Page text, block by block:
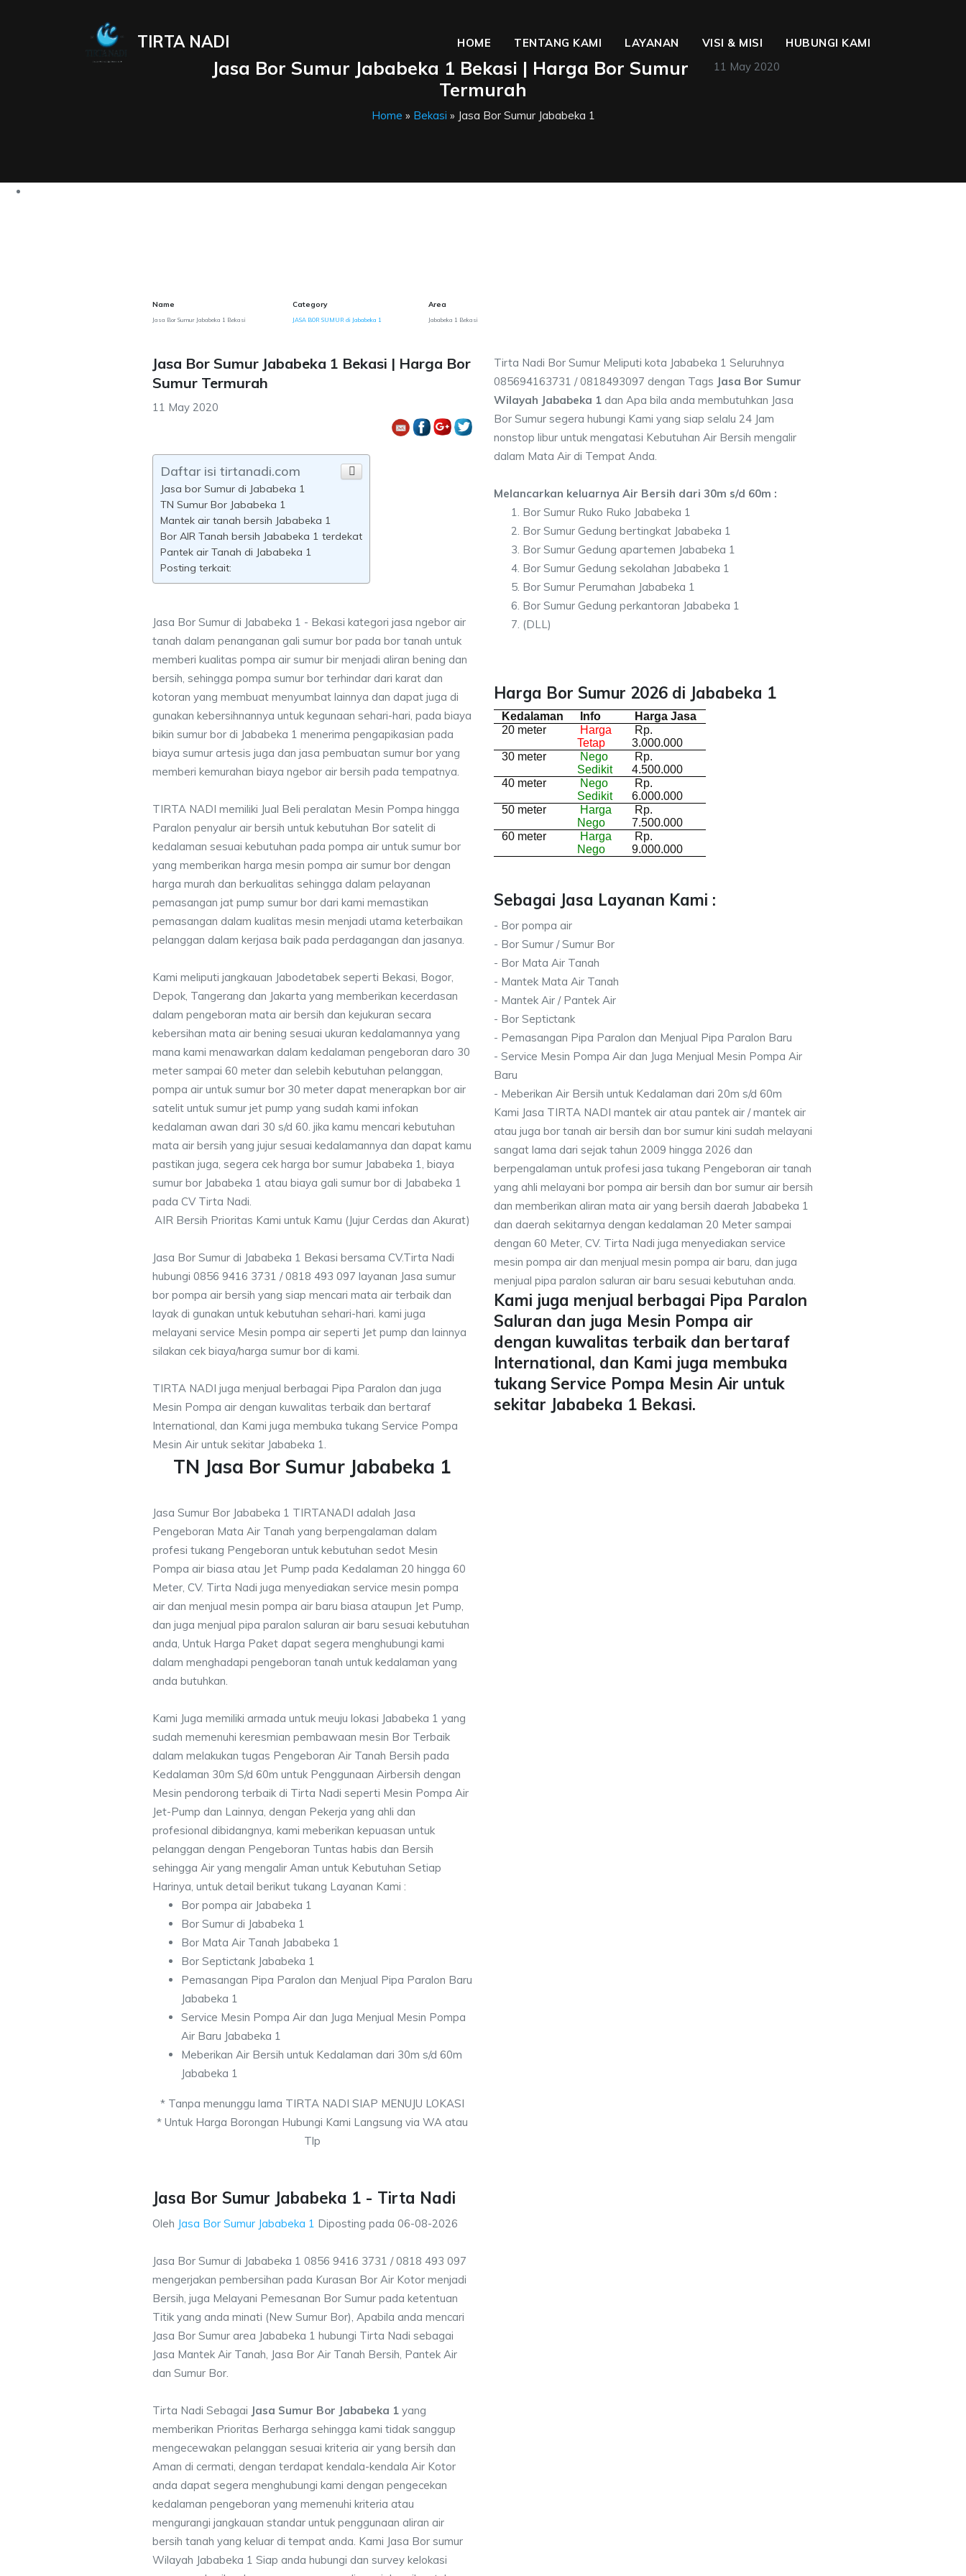
TIRTA NADI HOME TENTANG KAMI LAYANAN VISI & MISI
HUBUNGI KAMI
11 May 2020
Jasa Bor Sumur Jababeka 1 Bekasi | Harga Bor Sumur
Termurah
Home » Bekasi » Jasa Bor Sumur Jababeka 1
Name
Jasa Bor Sumur Jababeka 1 Bekasi
Category
JASA BOR SUMUR di Jababeka 1
Area
Jababeka 1 Bekasi
Jasa Bor Sumur Jababeka 1 Bekasi | Harga Bor
Sumur Termurah
11 May 2020
Daftar isi tirtanadi.com
Jasa bor Sumur di Jababeka 1
TN Sumur Bor Jababeka 1
Mantek air tanah bersih Jababeka 1
Bor AIR Tanah bersih Jababeka 1 terdekat
Pantek air Tanah di Jababeka 1
Posting terkait:
Jasa Bor Sumur di Jababeka 1 - Bekasi kategori jasa ngebor air
tanah dalam penanganan gali sumur bor pada bor tanah untuk
memberi kualitas pompa air sumur bir menjadi aliran bening dan
bersih, sehingga pompa sumur bor terhindar dari karat dan
kotoran yang membuat menyumbat lainnya dan dapat juga di
gunakan kebersihnannya untuk kegunaan sehari-hari, pada biaya
bikin sumur bor di Jababeka 1 menerima pengapikasian pada
biaya sumur artesis juga dan jasa pembuatan sumur bor yang
memberi kemurahan biaya ngebor air bersih pada tempatnya.
TIRTA NADI memiliki Jual Beli peralatan Mesin Pompa hingga
Paralon penyalur air bersih untuk kebutuhan Bor satelit di
kedalaman sesuai kebutuhan pada pompa air untuk sumur bor
yang memberikan harga mesin pompa air sumur bor dengan
harga murah dan berkualitas sehingga dalam pelayanan
pemasangan jat pump sumur bor dari kami memastikan
pemasangan dalam kualitas mesin menjadi utama keterbaikan
pelanggan dalam kerjasa baik pada perdagangan dan jasanya.
Kami meliputi jangkauan Jabodetabek seperti Bekasi, Bogor,
Depok, Tangerang dan Jakarta yang memberikan kecerdasan
dalam pengeboran mata air bersih dan kejukuran secara
kebersihan mata air bening sesuai ukuran kedalamannya yang
mana kami menawarkan dalam kedalaman pengeboran daro 30
meter sampai 60 meter dan selebih kebutuhan pelanggan,
pompa air untuk sumur bor 30 meter dapat menerapkan bor air
satelit untuk sumur jet pump yang sudah kami infokan
kedalaman awan dari 30 s/d 60. jika kamu mencari kebutuhan
mata air bersih yang jujur sesuai kedalamannya dan dapat kamu
pastikan juga, segera cek harga bor sumur Jababeka 1, biaya
sumur bor Jababeka 1 atau biaya gali sumur bor di Jababeka 1
pada CV Tirta Nadi.
AIR Bersih Prioritas Kami untuk Kamu (Jujur Cerdas dan Akurat)
Jasa Bor Sumur di Jababeka 1 Bekasi bersama CV.Tirta Nadi
hubungi 0856 9416 3731 / 0818 493 097 layanan Jasa sumur
bor pompa air bersih yang siap mencari mata air terbaik dan
layak di gunakan untuk kebutuhan sehari-hari. kami juga
melayani service Mesin pompa air seperti Jet pump dan lainnya
silakan cek biaya/harga sumur bor di kami.
TIRTA NADI juga menjual berbagai Pipa Paralon dan juga
Mesin Pompa air dengan kuwalitas terbaik dan bertaraf
International, dan Kami juga membuka tukang Service Pompa
Mesin Air untuk sekitar Jababeka 1.
TN Jasa Bor Sumur Jababeka 1
Jasa Sumur Bor Jababeka 1 TIRTANADI adalah Jasa
Pengeboran Mata Air Tanah yang berpengalaman dalam
profesi tukang Pengeboran untuk kebutuhan sedot Mesin
Pompa air biasa atau Jet Pump pada Kedalaman 20 hingga 60
Meter, CV. Tirta Nadi juga menyediakan service mesin pompa
air dan menjual mesin pompa air baru biasa ataupun Jet Pump,
dan juga menjual pipa paralon saluran air baru sesuai kebutuhan
anda, Untuk Harga Paket dapat segera menghubungi kami
dalam menghadapi pengeboran tanah untuk kedalaman yang
anda butuhkan.
Kami Juga memiliki armada untuk meuju lokasi Jababeka 1 yang
sudah memenuhi keresmian pembawaan mesin Bor Terbaik
dalam melakukan tugas Pengeboran Air Tanah Bersih pada
Kedalaman 30m S/d 60m untuk Penggunaan Airbersih dengan
Mesin pendorong terbaik di Tirta Nadi seperti Mesin Pompa Air
Jet-Pump dan Lainnya, dengan Pekerja yang ahli dan
profesional dibidangnya, kami meberikan kepuasan untuk
pelanggan dengan Pengeboran Tuntas habis dan Bersih
sehingga Air yang mengalir Aman untuk Kebutuhan Setiap
Harinya, untuk detail berikut tukang Layanan Kami :
Bor pompa air Jababeka 1
Bor Sumur di Jababeka 1
Bor Mata Air Tanah Jababeka 1
Bor Septictank Jababeka 1
Pemasangan Pipa Paralon dan Menjual Pipa Paralon Baru
Jababeka 1
Service Mesin Pompa Air dan Juga Menjual Mesin Pompa
Air Baru Jababeka 1
Meberikan Air Bersih untuk Kedalaman dari 30m s/d 60m
Jababeka 1
* Tanpa menunggu lama TIRTA NADI SIAP MENUJU LOKASI
* Untuk Harga Borongan Hubungi Kami Langsung via WA atau
Tlp
Tirta Nadi Bor Sumur Meliputi kota Jababeka 1 Seluruhnya
085694163731 / 0818493097 dengan Tags Jasa Bor Sumur
Wilayah Jababeka 1 dan Apa bila anda membutuhkan Jasa
Bor Sumur segera hubungi Kami yang siap selalu 24 Jam
nonstop libur untuk mengatasi Kebutuhan Air Bersih mengalir
dalam Mata Air di Tempat Anda.
Melancarkan keluarnya Air Bersih dari 30m s/d 60m :
Bor Sumur Ruko Ruko Jababeka 1
Bor Sumur Gedung bertingkat Jababeka 1
Bor Sumur Gedung apartemen Jababeka 1
Bor Sumur Gedung sekolahan Jababeka 1
Bor Sumur Perumahan Jababeka 1
Bor Sumur Gedung perkantoran Jababeka 1
(DLL)
Harga Bor Sumur 2026 di Jababeka 1
Kedalaman Info
Harga Jasa
20 meter
Harga
Tetap
Rp.
3.000.000
30 meter
Nego
Sedikit
Rp.
4.500.000
40 meter
Nego
Sedikit
Rp.
6.000.000
50 meter
Harga
Nego
Rp.
7.500.000
60 meter
Harga
Nego
Rp.
9.000.000
Sebagai Jasa Layanan Kami :
- Bor pompa air
- Bor Sumur / Sumur Bor
- Bor Mata Air Tanah
- Mantek Mata Air Tanah
- Mantek Air / Pantek Air
- Bor Septictank
- Pemasangan Pipa Paralon dan Menjual Pipa Paralon Baru
- Service Mesin Pompa Air dan Juga Menjual Mesin Pompa Air
Baru
- Meberikan Air Bersih untuk Kedalaman dari 20m s/d 60m
Kami Jasa TIRTA NADI mantek air atau pantek air / mantek air
atau juga bor tanah air bersih dan bor sumur kini sudah melayani
sangat lama dari sejak tahun 2009 hingga 2026 dan
berpengalaman untuk profesi jasa tukang Pengeboran air tanah
yang ahli melayani bor pompa air bersih dan bor sumur air bersih
dan memberikan aliran mata air yang bersih daerah Jababeka 1
dan daerah sekitarnya dengan kedalaman 20 Meter sampai
dengan 60 Meter, CV. Tirta Nadi juga menyediakan service
mesin pompa air dan menjual mesin pompa air baru, dan juga
menjual pipa paralon saluran air baru sesuai kebutuhan anda.
Kami juga menjual berbagai Pipa Paralon
Saluran dan juga Mesin Pompa air
dengan kuwalitas terbaik dan bertaraf
International, dan Kami juga membuka
tukang Service Pompa Mesin Air untuk
sekitar Jababeka 1 Bekasi.
Jasa Bor Sumur Jababeka 1 - Tirta Nadi
Oleh Jasa Bor Sumur Jababeka 1 Diposting pada 06-08-2026
Jasa Bor Sumur di Jababeka 1 0856 9416 3731 / 0818 493 097
mengerjakan pembersihan pada Kurasan Bor Air Kotor menjadi
Bersih, juga Melayani Pemesanan Bor Sumur pada ketentuan
Titik yang anda minati (New Sumur Bor), Apabila anda mencari
Jasa Bor Sumur area Jababeka 1 hubungi Tirta Nadi sebagai
Jasa Mantek Air Tanah, Jasa Bor Air Tanah Bersih, Pantek Air
dan Sumur Bor.
Tirta Nadi Sebagai Jasa Sumur Bor Jababeka 1 yang
memberikan Prioritas Berharga sehingga kami tidak sanggup
mengecewakan pelanggan sesuai kriteria air yang bersih dan
Aman di cermati, dengan terdapat kendala-kendala Air Kotor
anda dapat segera menghubungi kami dengan pengecekan
kedalaman pengeboran yang memenuhi kriteria atau
mengurangi jangkauan standar untuk penggunaan aliran air
bersih tanah yang keluar di tempat anda. Kami Jasa Bor sumur
Wilayah Jababeka 1 Siap anda hubungi dan survey kelokasi